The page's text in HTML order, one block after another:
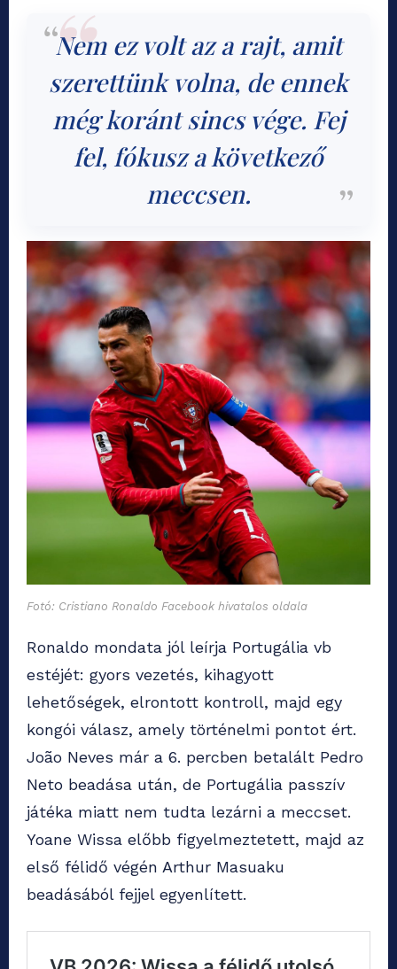
Nem ez volt az a rajt, amit
szerettünk volna, de ennek
még koránt sincs vége. Fej
fel, fókusz a következő
meccsen.
Fotó: Cristiano Ronaldo Facebook hivatalos oldala
Ronaldo mondata jól leírja Portugália vb
estéjét: gyors vezetés, kihagyott
lehetőségek, elrontott kontroll, majd egy
kongói válasz, amely történelmi pontot ért.
João Neves már a 6. percben betalált Pedro
Neto beadása után, de Portugália passzív
játéka miatt nem tudta lezárni a meccset.
Yoane Wissa előbb figyelmeztetett, majd az
első félidő végén Arthur Masuaku
beadásából fejjel egyenlített.